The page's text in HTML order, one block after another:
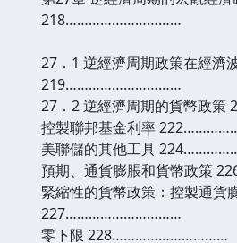
218…………………………
27．1 逆經濟周期政策在經濟
219…………………………
27．2 逆經濟周期的貨幣
控製聯邦基金利率
美聯儲的其他工具
預期、通貨膨脹和貨幣政
緊縮性的貨幣政策：控製通貨
227…………………………
零下限 228…………………………